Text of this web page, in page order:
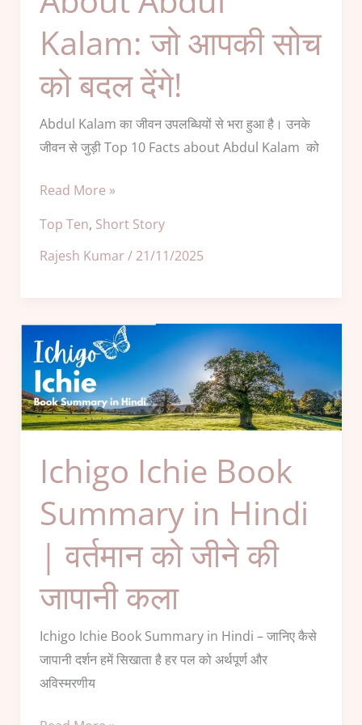
Kalam: जो आपकी सोच
को बदल देंगे!
Abdul Kalam का जीवन उपलब्धियों से भरा हुआ है। उनके
जीवन से जुड़ी Top 10 Facts about Abdul Kalam को
सोच
को
बदल
देंगे!
Read More »
Top Ten, Short Story
Rajesh Kumar / 21/11/2025
Ichigo Ichie Book
Summary in Hindi
| वर्तमान को जीने की
जापानी कला
Ichigo Ichie Book Summary in Hindi – जानिए कैसे
जापानी दर्शन हमें सिखाता है हर पल को अर्थपूर्ण और
अविस्मरणीय
Ichie
Book
Summary
in
वर्तमान
को
जीने
जापानी
कला